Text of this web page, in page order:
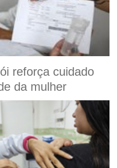
reforça cuidado
da mulher